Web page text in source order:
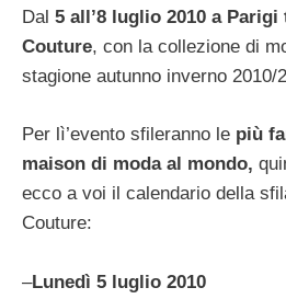
Dal 5 all’8 luglio 2010 a Parigi
Couture, con la collezione di
stagione autunno inverno 2010/
Per lì’evento sfileranno le più
maison di moda al mondo,
ecco a voi il calendario della
Couture:
–Lunedì 5 luglio 2010